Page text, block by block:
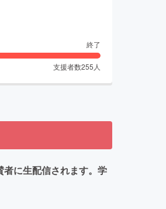
終了
支援者数255 人
に生配信されます。学